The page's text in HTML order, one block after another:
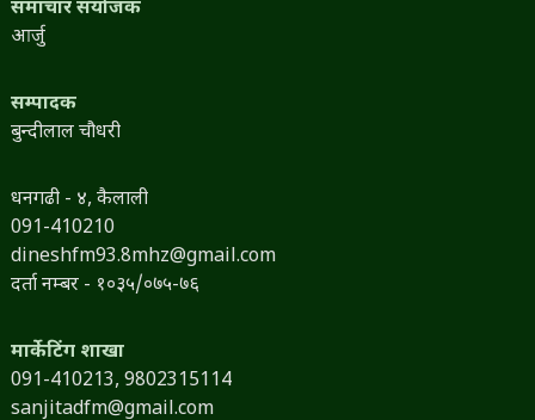
समाचार संयोजक
आर्जु
सम्पादक
बुन्दीलाल चौधरी
धनगढी - ४, कैलाली
091-410210
dineshfm93.8mhz@gmail.com
दर्ता नम्बर - १०३५/०७५-७६
मार्केटिंग शाखा
091-410213, 9802315114
sanjitadfm@gmail.com